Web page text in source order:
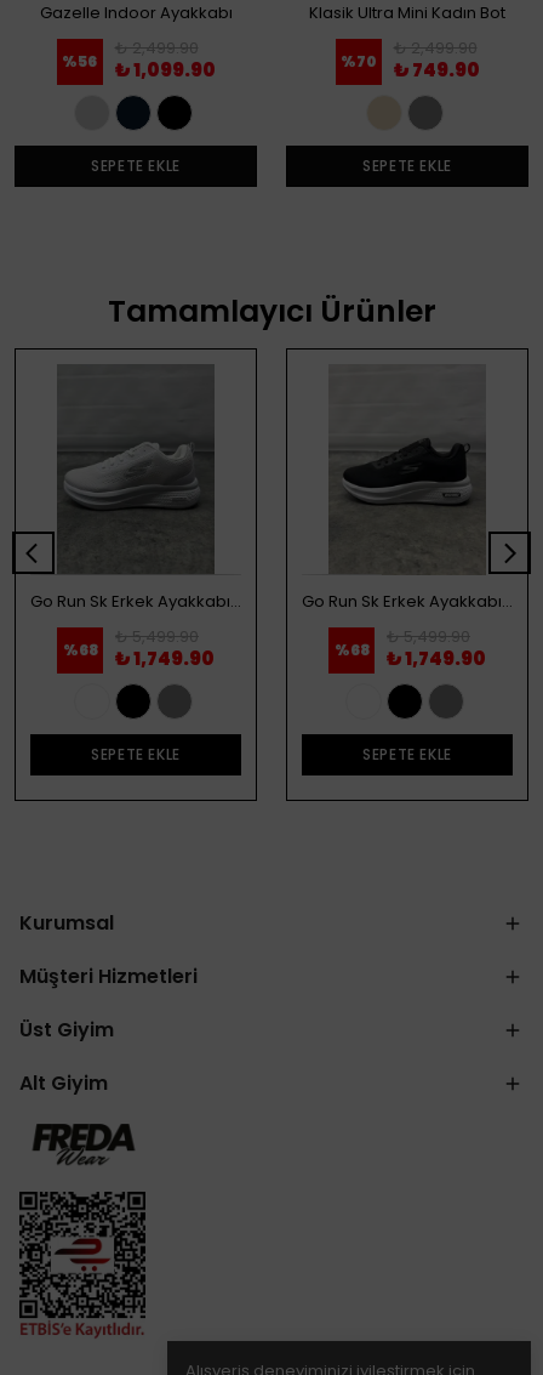
Gazelle Indoor Ayakkabı
%56
₺ 2,499.90
₺ 1,099.90
SEPETE EKLE
Klasik Ultra Mini Kadın Bot
%70
₺ 2,499.90
₺ 749.90
SEPETE EKLE
Tamamlayıcı Ürünler
Go Run Sk Erkek Ayakkabı - Beyaz
%68
₺ 5,499.90
₺ 1,749.90
SEPETE EKLE
Go Run Sk Erkek Ayakkabı - Siyah
%68
₺ 5,499.90
₺ 1,749.90
SEPETE EKLE
Kurumsal
Müşteri Hizmetleri
Üst Giyim
Alt Giyim